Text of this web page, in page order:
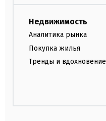
Недвижимость
Аналитика рынка
Покупка жилья
Тренды и вдохновение